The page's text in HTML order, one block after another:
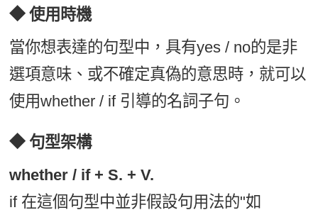
◆ 使用時機
當你想表達的句型中，具有yes / no的是非
選項意味、或不確定真偽的意思時，就可以
使用whether / if 引導的名詞子句。
◆ 句型架構
whether / if + S. + V.
if 在這個句型中並非假設句用法的"如